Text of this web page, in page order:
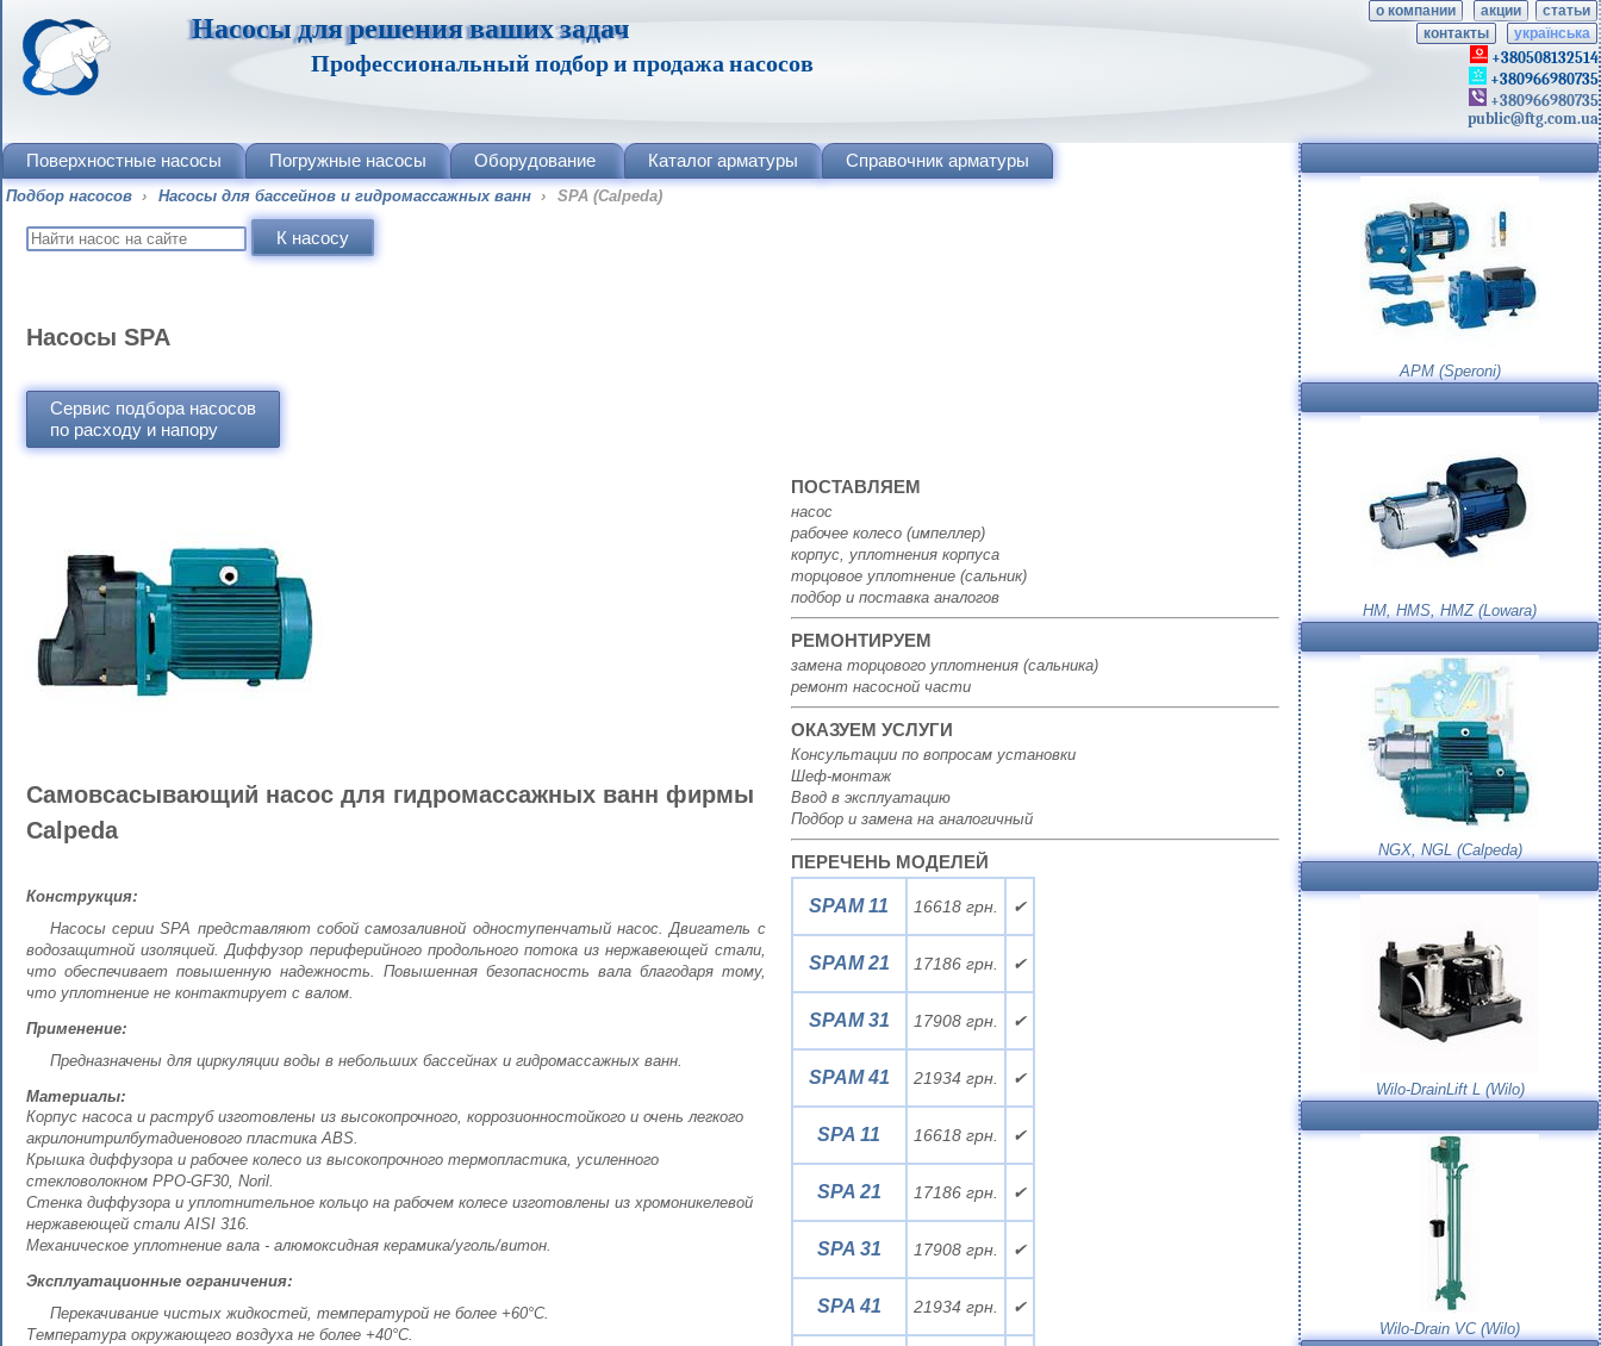
Насосы для решения ваших задач
Профессиональный подбор и продажа насосов
о компании акции
статьи
контакты
українська
+380508132514
+380966980735
+380966980735
public@ftg.com.ua
Поверхностные насосы Погружные насосы Оборудование Каталог арматуры Справочник арматуры
Подбор насосов › Насосы для бассейнов и гидромассажных ванн › SPA (Calpeda)
Насосы SPA
Сервис подбора насосов
по расходу и напору
Самовсасывающий насос для гидромассажных ванн фирмы
Calpeda
Конструкция:
Насосы серии SPA представляют собой самозаливной одноступенчатый насос. Двигатель с
водозащитной изоляцией. Диффузор периферийного продольного потока из нержавеющей стали,
что обеспечивает повышенную надежность. Повышенная безопасность вала благодаря тому,
что уплотнение не контактирует с валом.
Применение:
Предназначены для циркуляции воды в небольших бассейнах и гидромассажных ванн.
Материалы:
Корпус насоса и раструб изготовлены из высокопрочного, коррозионностойкого и очень легкого
акрилонитрилбутадиенового пластика ABS.
Крышка диффузора и рабочее колесо из высокопрочного термопластика, усиленного
стекловолокном PPO-GF30, Noril.
Стенка диффузора и уплотнительное кольцо на рабочем колесе изготовлены из хромоникелевой
нержавеющей стали AISI 316.
Механическое уплотнение вала - алюмоксидная керамика/уголь/витон.
Эксплуатационные ограничения:
Перекачивание чистых жидкостей, температурой не более +60°С.
Температура окружающего воздуха не более +40°С.
ПОСТАВЛЯЕМ
насос
рабочее колесо (импеллер)
корпус, уплотнения корпуса
торцовое уплотнение (сальник)
подбор и поставка аналогов
РЕМОНТИРУЕМ
замена торцового уплотнения (сальника)
ремонт насосной части
ОКАЗУЕМ УСЛУГИ
Консультации по вопросам установки
Шеф-монтаж
Ввод в эксплуатацию
Подбор и замена на аналогичный
ПЕРЕЧЕНЬ МОДЕЛЕЙ
SPAM 11 16618 грн. ✔
SPAM 21 17186 грн. ✔
SPAM 31 17908 грн. ✔
SPAM 41 21934 грн. ✔
SPA 11 16618 грн. ✔
SPA 21 17186 грн. ✔
SPA 31 17908 грн. ✔
SPA 41 21934 грн. ✔
APM (Speroni)
HM, HMS, HMZ (Lowara)
NGX, NGL (Calpeda)
Wilo-DrainLift L (Wilo)
Wilo-Drain VC (Wilo)